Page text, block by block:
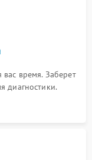
время. Заберет
диагностики.